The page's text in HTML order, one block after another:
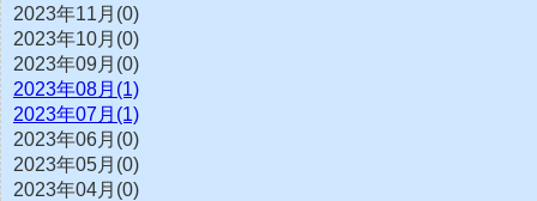
2023年11月(0)
2023年10月(0)
2023年09月(0)
2023年08月(1)
2023年07月(1)
2023年06月(0)
2023年05月(0)
2023年04月(0)